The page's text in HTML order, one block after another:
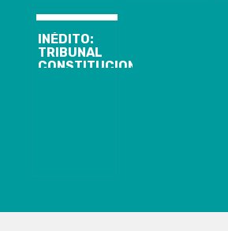
INÉDITO:
TRIBUNAL
CONSTITUCIONAL